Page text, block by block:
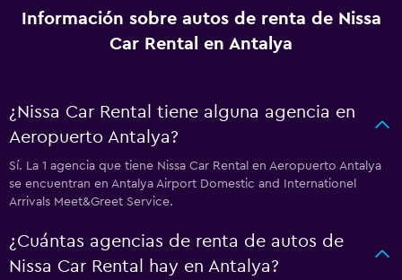
Información sobre autos de renta de Nissa
Car Rental en Antalya
¿Nissa Car Rental tiene alguna agencia en
Aeropuerto Antalya?
Sí. La 1 agencia que tiene Nissa Car Rental en Aeropuerto Antalya
se encuentran en Antalya Airport Domestic and Internationel
Arrivals Meet&Greet Service.
¿Cuántas agencias de renta de autos de
Nissa Car Rental hay en Antalya?